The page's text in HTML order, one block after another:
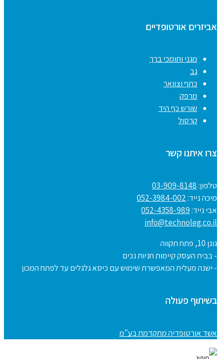
אביזרים אורטופדיים
מגני ותומכי ברך
גב
כתף וצוואר
מרפק
שורש כף היד
קרסול
צרו איתנו קשר
טלפון:03-909-8148
מיכה נייד:052-3984-002
אבי נייד:052-4358-989
info@technoleg.co.il
גונן 10, פתח תקווה
- בבית העסק קיימות חניות נכים
- ישנה מעלית המאפשרת שימוש עם כיסא גלגלים עד לפתח המכון
בשיתוף פעולה
אשד אורטופדיה מתקדמת בע"מ